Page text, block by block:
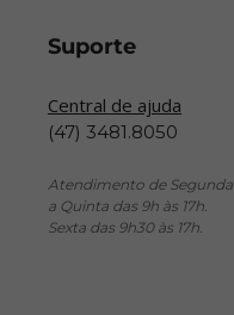
Suporte
Central de ajuda
(47) 3481.8050
Atendimento de Segunda
a Quinta das 9h às 17h.
Sexta das 9h30 às 17h.